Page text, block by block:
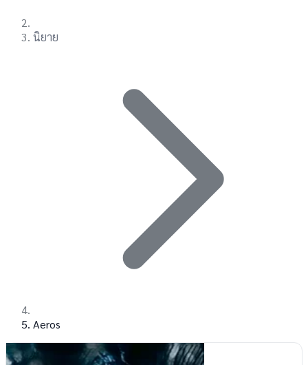
นิยาย
Aeros